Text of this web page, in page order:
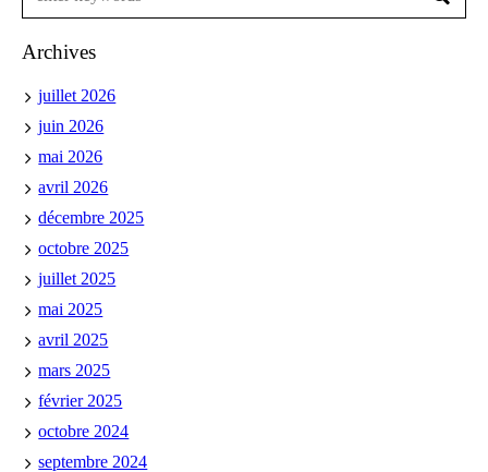
Archives
juillet 2026
juin 2026
mai 2026
avril 2026
décembre 2025
octobre 2025
juillet 2025
mai 2025
avril 2025
mars 2025
février 2025
octobre 2024
septembre 2024